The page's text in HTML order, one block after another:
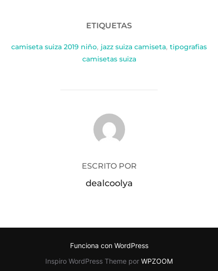
ETIQUETAS
camiseta suiza 2019 niño, jazz suiza camiseta, tipografias
camisetas suiza
AUTOR DE LA PUBLICACIÓN
ESCRITO POR
dealcoolya
Funciona con WordPress
Inspiro WordPress Theme por WPZOOM